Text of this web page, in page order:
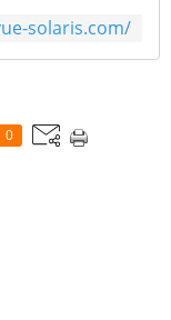
solaris.com/
0